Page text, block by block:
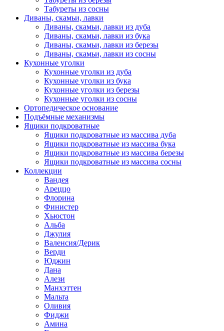
Табуреты из сосны
Диваны, скамьи, лавки
Диваны, скамьи, лавки из дуба
Диваны, скамьи, лавки из бука
Диваны, скамьи, лавки из березы
Диваны, скамьи, лавки из сосны
Кухонные уголки
Кухонные уголки из дуба
Кухонные уголки из бука
Кухонные уголки из березы
Кухонные уголки из сосны
Ортопедическое основание
Подъёмные механизмы
Ящики подкроватные
Ящики подкроватные из массива дуба
Ящики подкроватные из массива бука
Ящики подкроватные из массива березы
Ящики подкроватные из массива сосны
Коллекции
Вандея
Ареццо
Флорина
Финистер
Хьюстон
Альба
Джулия
Валенсия/Дерик
Верди
Юджин
Дана
Алези
Манхэттен
Мальта
Оливия
Фиджи
Амина